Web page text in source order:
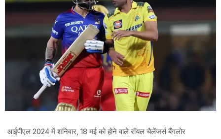
आईपीएल 2024 में शनिवार, 18 मई को होने वाले रॉयल चैलेंजर्स बैंगलोर